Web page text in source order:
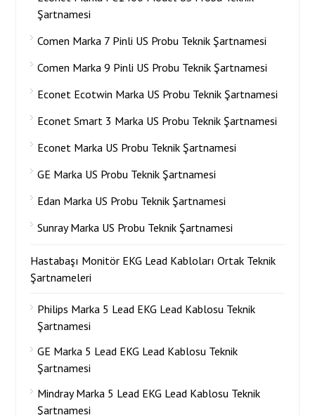
Şartnamesi
Comen Marka 7 Pinli US Probu Teknik Şartnamesi
Comen Marka 9 Pinli US Probu Teknik Şartnamesi
Econet Ecotwin Marka US Probu Teknik Şartnamesi
Econet Smart 3 Marka US Probu Teknik Şartnamesi
Econet Marka US Probu Teknik Şartnamesi
GE Marka US Probu Teknik Şartnamesi
Edan Marka US Probu Teknik Şartnamesi
Sunray Marka US Probu Teknik Şartnamesi
Hastabaşı Monitör EKG Lead Kabloları Ortak Teknik
Şartnameleri
Philips Marka 5 Lead EKG Lead Kablosu Teknik
Şartnamesi
GE Marka 5 Lead EKG Lead Kablosu Teknik
Şartnamesi
Mindray Marka 5 Lead EKG Lead Kablosu Teknik
Şartnamesi